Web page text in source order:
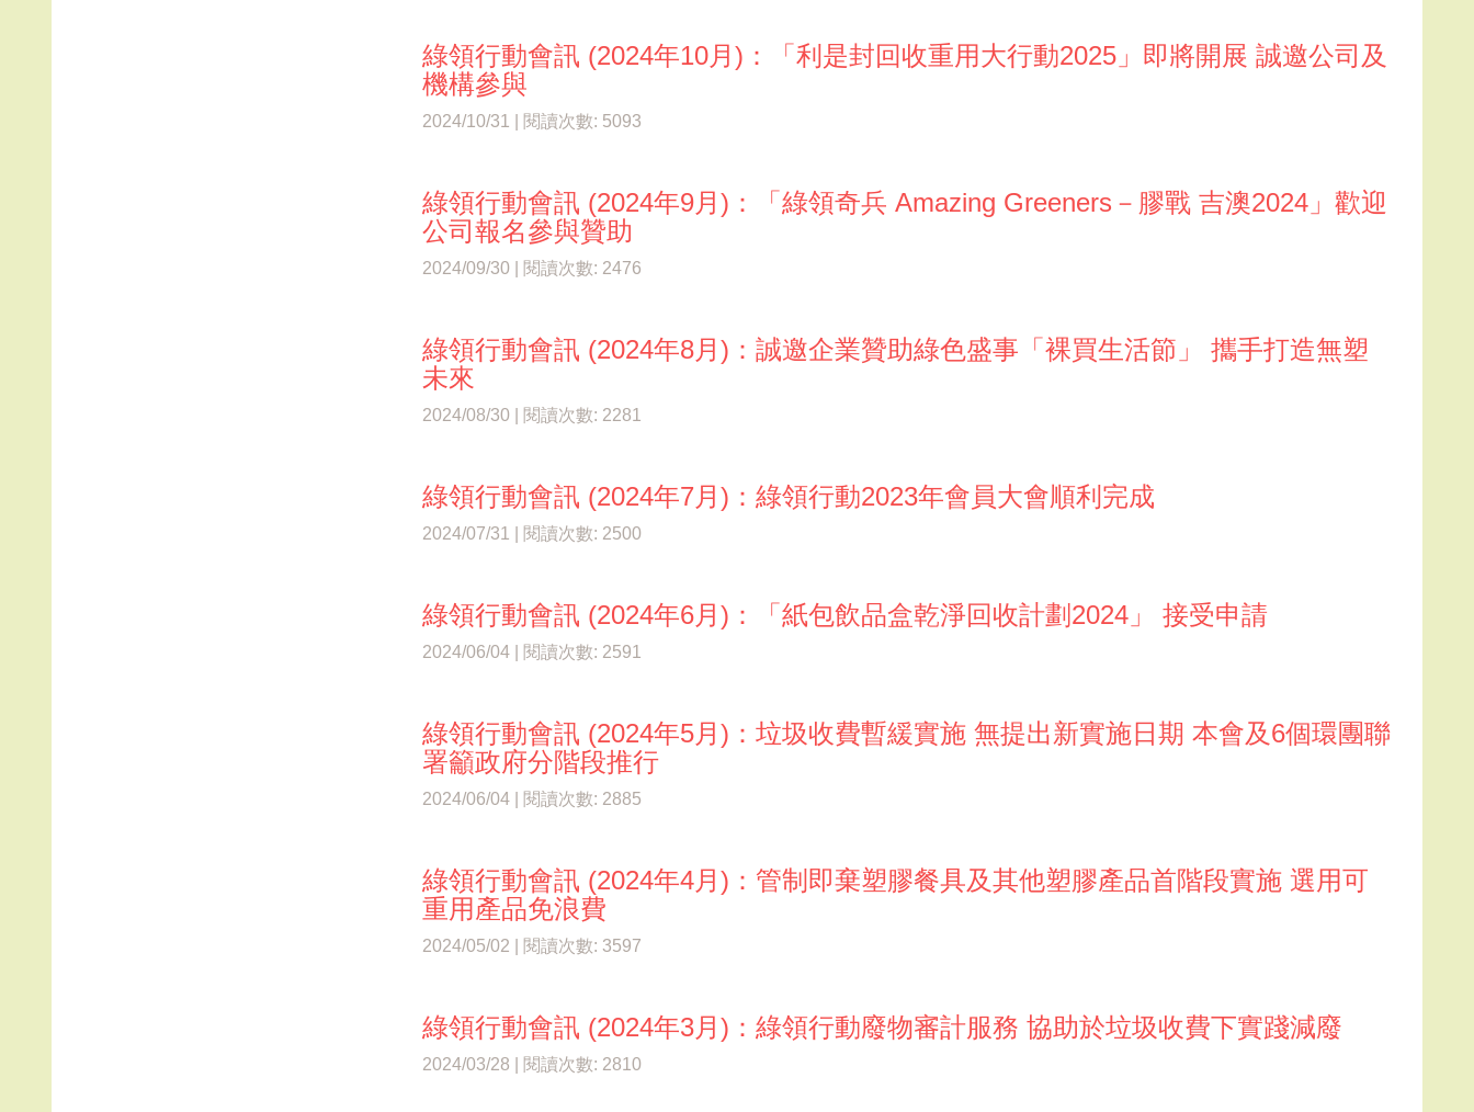
綠領行動會訊 (2024年10月)：「利是封回收重用大行動2025」即將開展 誠邀公司及
機構參與
2024/10/31 | 閱讀次數: 5093
綠領行動會訊 (2024年9月)：「綠領奇兵 Amazing Greeners－膠戰 吉澳2024」歡迎
公司報名參與贊助
2024/09/30 | 閱讀次數: 2476
綠領行動會訊 (2024年8月)：誠邀企業贊助綠色盛事「裸買生活節」 攜手打造無塑
未來
2024/08/30 | 閱讀次數: 2281
綠領行動會訊 (2024年7月)：綠領行動2023年會員大會順利完成
2024/07/31 | 閱讀次數: 2500
綠領行動會訊 (2024年6月)：「紙包飲品盒乾淨回收計劃2024」 接受申請
2024/06/04 | 閱讀次數: 2591
綠領行動會訊 (2024年5月)：垃圾收費暫緩實施 無提出新實施日期 本會及6個環團聯
署籲政府分階段推行
2024/06/04 | 閱讀次數: 2885
綠領行動會訊 (2024年4月)：管制即棄塑膠餐具及其他塑膠產品首階段實施 選用可
重用產品免浪費
2024/05/02 | 閱讀次數: 3597
綠領行動會訊 (2024年3月)：綠領行動廢物審計服務 協助於垃圾收費下實踐減廢
2024/03/28 | 閱讀次數: 2810